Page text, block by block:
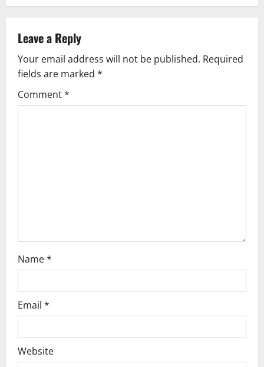
Leave a Reply
Your email address will not be published. Required
fields are marked *
Comment*
Name*
Email *
Website